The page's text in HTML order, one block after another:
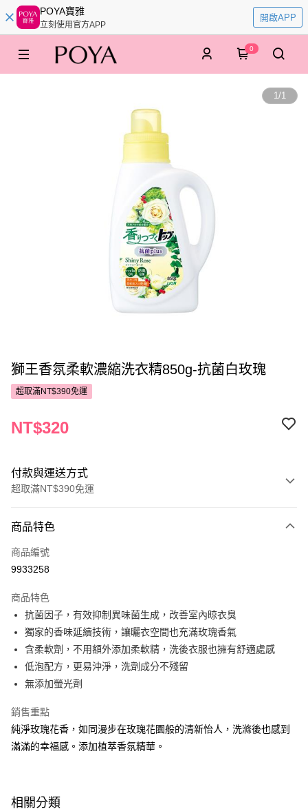
POYA寶雅
立刻使用官方APP
開啟APP
0
1/1
獅王香氛柔軟濃縮洗衣精850g-抗菌白玫瑰
超取滿NT$390免運
NT$320
付款與運送方式
超取滿NT$390免運
POYA支付
信用卡一次付款
LINE Pay
Apple Pay
街口支付
悠遊付
Google Pay
便利好安心！
商品特色
商品編號
9933258
商品特色
抗菌因子，有效抑制異味菌生成，改善室內晾衣臭
獨家的香味延續技術，讓曬衣空間也充滿玫瑰香氣
含柔軟劑，不用額外添加柔軟精，洗後衣服也擁有舒適處感
低泡配方，更易沖淨，洗劑成分不殘留
無添加螢光劑
銷售重點
純淨玫瑰花香，如同漫步在玫瑰花園般的清新怡人，洗滌後也感到
滿滿的幸福感。添加植萃香氛精華。
相關分類